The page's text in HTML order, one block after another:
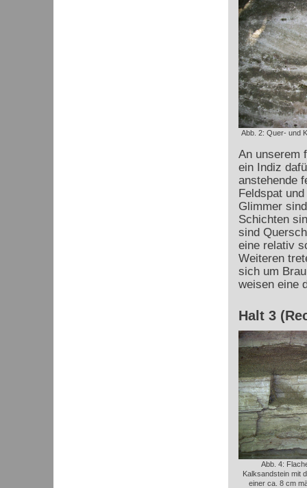
Abb. 2: Quer- und
An unserem
ein Indiz
anstehende
Feldspat
Glimmer
Schichten
sind
eine relativ
Weiteren
sich um
weisen eine
Halt 3
Abb. 4:
Kalksandstein mit
einer ca. 8 cm